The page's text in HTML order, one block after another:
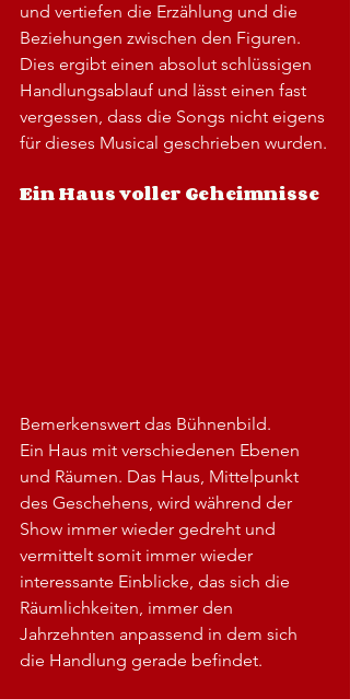
und vertiefen die Erzählung und die
Beziehungen zwischen den Figuren.
Dies ergibt einen absolut schlüssigen
Handlungsablauf und lässt einen fast
vergessen, dass die Songs nicht eigens
für dieses Musical geschrieben wurden.
Ein Haus voller Geheimnisse
Bemerkenswert das Bühnenbild.
Ein Haus mit verschiedenen Ebenen
und Räumen. Das Haus, Mittelpunkt
des Geschehens, wird während der
Show immer wieder gedreht und
vermittelt somit immer wieder
interessante Einblicke, das sich die
Räumlichkeiten, immer den
Jahrzehnten anpassend in dem sich
die Handlung gerade befindet.